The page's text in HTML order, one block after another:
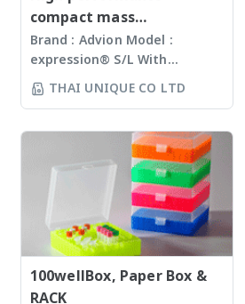
ผิวสำหรับการสื่อสารหรือเป็น
สัญลักษณ์เตือน 6. เทปสำหรับปิดกั้น
(Masking): ใช้ในการปิดกั้นพื้นที่ที่ไม่
ต้องการให้สัมผัสสี หรือสารเคมี ในงาน
พ่นสีหรืองานเคลือบต่าง ๆ 7. เทปใน
งานติดตั้งหรือยึดวัสดุ (Mounting
tape): ใช้ในการติดตั้งวัสดุ เช่น กระจก
กรอบรูป หรือวัสดุที่ต้องการการยึดติด
กับพื้นผิวอื่น ๆ 8. เทปปกป้องพื้นผิว
(Protection tape): ใช้ในการปกป้อง
พื้นผิวจากความเสียหาย ฝุ่นละออง
หรือรอยขีดข่วน 9. เทปในงานซ่อมแซม
(Repairing tape): ใช้สำหรับการ
ซ่อมแซมชั่วคราวหรือแก้ไขความเสีย
หาย เช่น รอยฉีกขาด หรือต่อเติมบาง
compact mass
spectrometer
Brand : Advion Model :
expression® S/L With
electrospray (ESI) and
atmospheric pressure
sources and a mass range of
m/z 10 – 2000 units, the
expressionS is a versatile,
compact mass detector
designed with the chemist in
mind. Features Reaction
monitoring • For batch and
flow chemistry • Fast
compound identification and
THAI UNIQUE CO LTD
100wellBox, Paper Box &
RACK